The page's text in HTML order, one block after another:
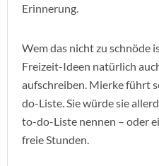
Erinnerung.
Wem das nicht zu schnöde
Freizeit-Ideen natürlich
aufschreiben. Mierke führt
do-Liste. Sie würde sie
to-do-Liste nennen – oder
freie Stunden.